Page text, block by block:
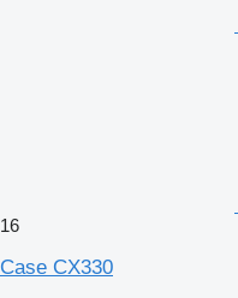
16
Case CX330